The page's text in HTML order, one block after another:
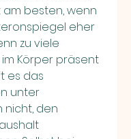
besten, wenn
eher
zu viele
Körper präsent
es das
unter
nicht, den